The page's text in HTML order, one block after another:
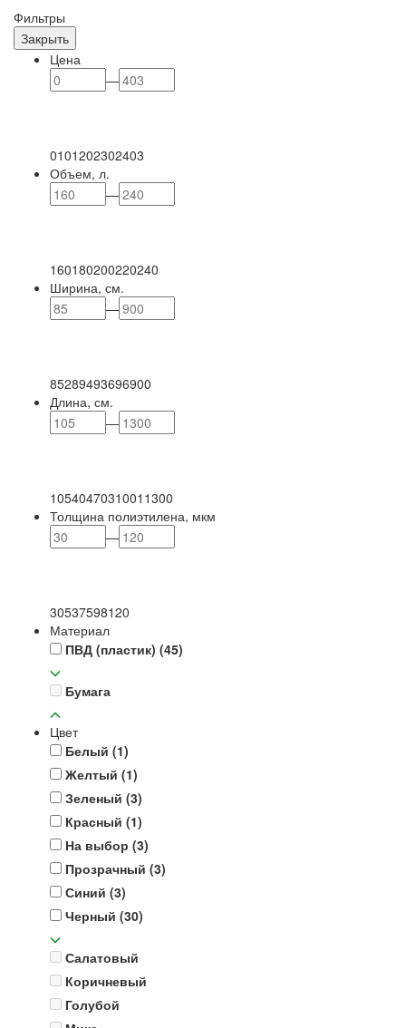
Фильтры
Закрыть
Цена
—
0101202302403
Объем, л.
—
160180200220240
Ширина, см.
—
85289493696900
Длина, см.
—
1054047031001 1300
Толщина полиэтилена, мкм
—
30537598120
Материал
ПВД (пластик) (45)
Бумага
Цвет
Белый (1)
Желтый (1)
Зеленый (3)
Красный (1)
На выбор (3)
Прозрачный (3)
Синий (3)
Черный (30)
Салатовый
Коричневый
Голубой